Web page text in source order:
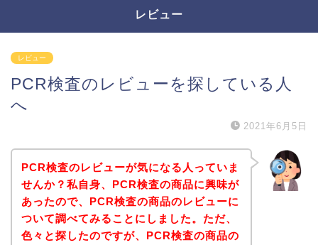
レビュー
レビュー
PCR検査のレビューを探している人
へ
2021年6月5日
PCR検査のレビューが気になる人っていま
せんか？私自身、PCR検査の商品に興味が
あったので、PCR検査の商品のレビューに
ついて調べてみることにしました。ただ、
色々と探したのですが、PCR検査の商品の